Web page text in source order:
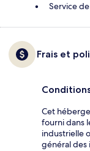
Service
Frais et
Cet
fourni dans
industrielle
général des